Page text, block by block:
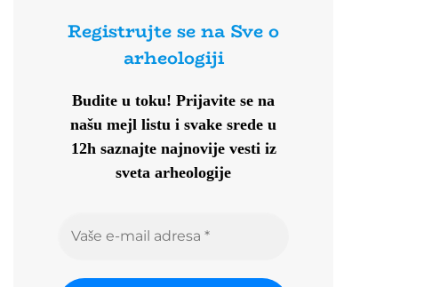
Registrujte se na Sve o
arheologiji
Budite u toku! Prijavite se na
našu mejl listu i svake srede u
12h saznajte najnovije vesti iz
sveta arheologije